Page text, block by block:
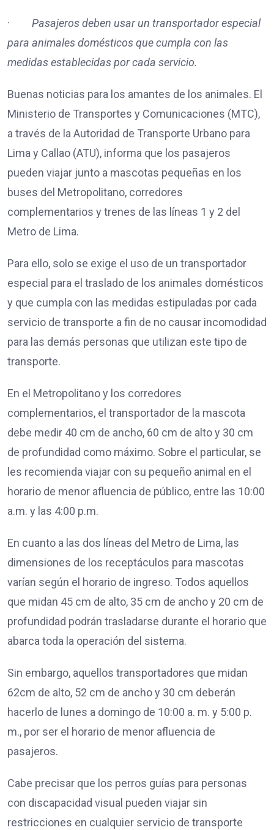
· Pasajeros deben usar un transportador especial
para animales domésticos que cumpla con las
medidas establecidas por cada servicio.
Buenas noticias para los amantes de los animales. El
Ministerio de Transportes y Comunicaciones (MTC),
a través de la Autoridad de Transporte Urbano para
Lima y Callao (ATU), informa que los pasajeros
pueden viajar junto a mascotas pequeñas en los
buses del Metropolitano, corredores
complementarios y trenes de las líneas 1 y 2 del
Metro de Lima.
Para ello, solo se exige el uso de un transportador
especial para el traslado de los animales domésticos
y que cumpla con las medidas estipuladas por cada
servicio de transporte a fin de no causar incomodidad
para las demás personas que utilizan este tipo de
transporte.
En el Metropolitano y los corredores
complementarios, el transportador de la mascota
debe medir 40 cm de ancho, 60 cm de alto y 30 cm
de profundidad como máximo. Sobre el particular, se
les recomienda viajar con su pequeño animal en el
horario de menor afluencia de público, entre las 10:00
a.m. y las 4:00 p.m.
En cuanto a las dos líneas del Metro de Lima, las
dimensiones de los receptáculos para mascotas
varían según el horario de ingreso. Todos aquellos
que midan 45 cm de alto, 35 cm de ancho y 20 cm de
profundidad podrán trasladarse durante el horario que
abarca toda la operación del sistema.
Sin embargo, aquellos transportadores que midan
62cm de alto, 52 cm de ancho y 30 cm deberán
hacerlo de lunes a domingo de 10:00 a. m. y 5:00 p.
m., por ser el horario de menor afluencia de
pasajeros.
Cabe precisar que los perros guías para personas
con discapacidad visual pueden viajar sin
restricciones en cualquier servicio de transporte